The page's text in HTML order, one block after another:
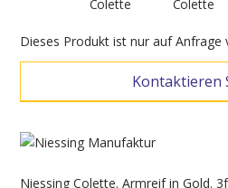
Dieses Produkt ist nur auf Anfrage
Kontaktieren
Niessing Colette. Armreif in Gold.